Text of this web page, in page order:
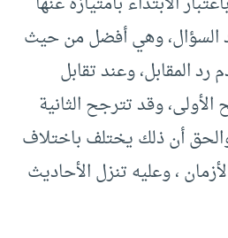
السؤال، وهي أفضل من حيث
رد المقابل، وعند تقابل
وقد تترجح الثانية
والحق أن ذلك يختلف باختلاف
، وعليه تنزل الأحاديث